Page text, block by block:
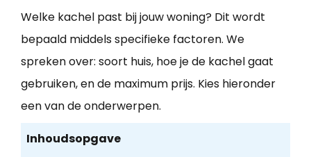
Welke kachel past bij jouw woning? Dit wordt
bepaald middels specifieke factoren. We
spreken over: soort huis, hoe je de kachel gaat
gebruiken, en de maximum prijs. Kies hieronder
een van de onderwerpen.
Inhoudsopgave